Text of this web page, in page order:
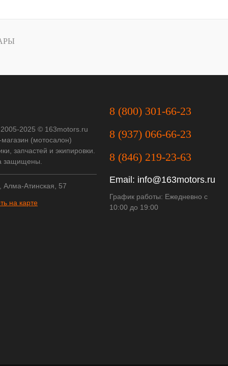
2025 © 163motors.ru
(мотосалон)
запчастей и экипировки.
защищены.
Алма-Атинская, 57
на карте
8 (800) 301-66-23
8 (937) 066-66-23
8 (846) 219-23-63
Email: info@163motors.ru
График работы: Ежедневно с
10:00 до 19:00